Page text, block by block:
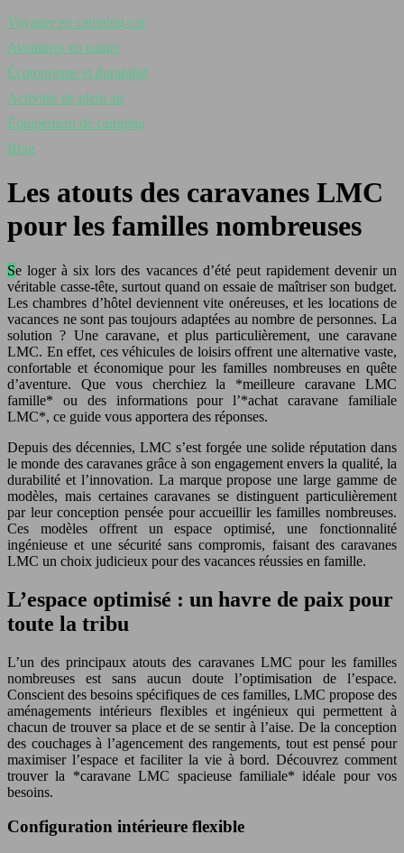
Voyager en camping-car
Aventures en nature
Écotourisme et durabilité
Activités de plein air
Équipement de camping
Blog
Les atouts des caravanes LMC
pour les familles nombreuses
Se loger à six lors des vacances d’été peut rapidement devenir un
véritable casse-tête, surtout quand on essaie de maîtriser son budget.
Les chambres d’hôtel deviennent vite onéreuses, et les locations de
vacances ne sont pas toujours adaptées au nombre de personnes. La
solution ? Une caravane, et plus particulièrement, une caravane
LMC. En effet, ces véhicules de loisirs offrent une alternative vaste,
confortable et économique pour les familles nombreuses en quête
d’aventure. Que vous cherchiez la *meilleure caravane LMC
famille* ou des informations pour l’*achat caravane familiale
LMC*, ce guide vous apportera des réponses.
Depuis des décennies, LMC s’est forgée une solide réputation dans
le monde des caravanes grâce à son engagement envers la qualité, la
durabilité et l’innovation. La marque propose une large gamme de
modèles, mais certaines caravanes se distinguent particulièrement
par leur conception pensée pour accueillir les familles nombreuses.
Ces modèles offrent un espace optimisé, une fonctionnalité
ingénieuse et une sécurité sans compromis, faisant des caravanes
LMC un choix judicieux pour des vacances réussies en famille.
L’espace optimisé : un havre de paix pour
toute la tribu
L’un des principaux atouts des caravanes LMC pour les familles
nombreuses est sans aucun doute l’optimisation de l’espace.
Conscient des besoins spécifiques de ces familles, LMC propose des
aménagements intérieurs flexibles et ingénieux qui permettent à
chacun de trouver sa place et de se sentir à l’aise. De la conception
des couchages à l’agencement des rangements, tout est pensé pour
maximiser l’espace et faciliter la vie à bord. Découvrez comment
trouver la *caravane LMC spacieuse familiale* idéale pour vos
besoins.
Configuration intérieure flexible